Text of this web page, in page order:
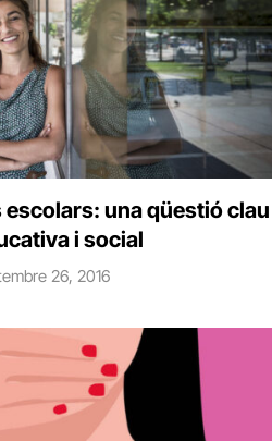
escolars: una qüestió clau
i social
26, 2016